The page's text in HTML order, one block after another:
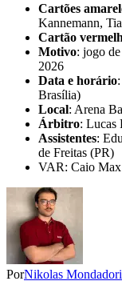
Cartões
Kannemann,
Cartão
Motivo: jogo
2026
Data e horário
Brasília)
Local: Arena
Árbitro: Lucas
Assistentes:
de Freitas (PR)
VAR: Caio
PorNikolas Mondadori